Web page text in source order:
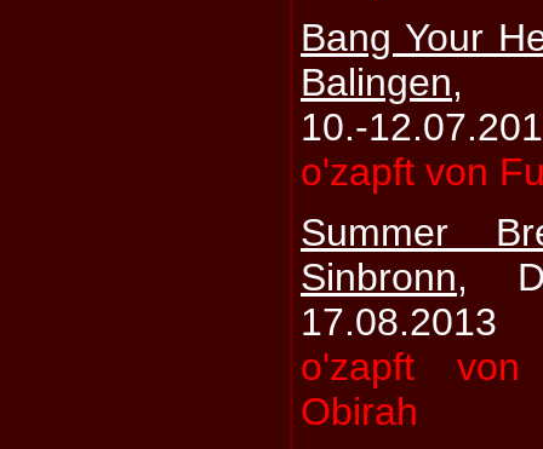
Bang Your
Balingen,
10.-
o'zapft von
Summer
Sinbronn,
17.08.2013
o'zapft
Obirah